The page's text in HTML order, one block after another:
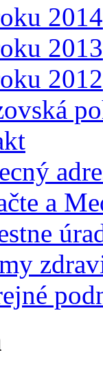
2014
2013
2012
a